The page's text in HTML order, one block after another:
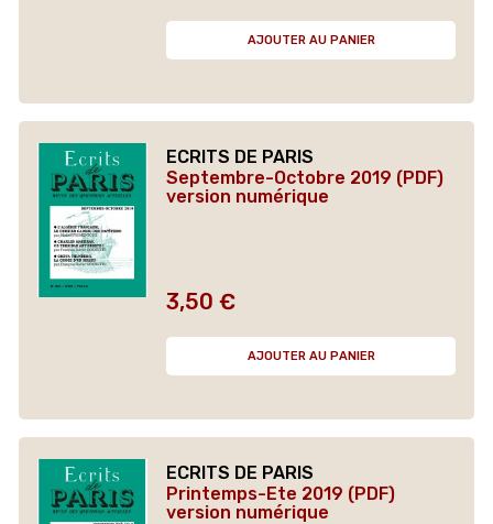
AJOUTER AU PANIER
ECRITS DE PARIS
Septembre-Octobre 2019 (PDF)
version numérique
Prix
3,50 €
AJOUTER AU PANIER
ECRITS DE PARIS
Printemps-Ete 2019 (PDF)
version numérique